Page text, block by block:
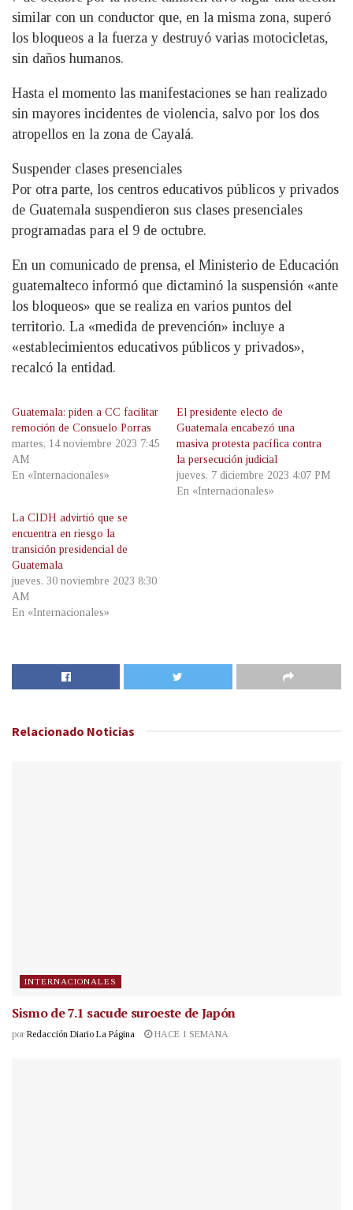
similar con un conductor que, en la misma zona, superó
los bloqueos a la fuerza y ​​destruyó varias motocicletas,
sin daños humanos.
Hasta el momento las manifestaciones se han realizado
sin mayores incidentes de violencia, salvo por los dos
atropellos en la zona de Cayalá.
Suspender clases presenciales
Por otra parte, los centros educativos públicos y privados
de Guatemala suspendieron sus clases presenciales
programadas para el 9 de octubre.
En un comunicado de prensa, el Ministerio de Educación
guatemalteco informó que dictaminó la suspensión «ante
los bloqueos» que se realiza en varios puntos del
territorio. La «medida de prevención» incluye a
«establecimientos educativos públicos y privados»,
recalcó la entidad.
Guatemala: piden a CC facilitar
remoción de Consuelo Porras
martes, 14 noviembre 2023 7:45
AM
En «Internacionales»
El presidente electo de
Guatemala encabezó una
masiva protesta pacífica contra
la persecución judicial
jueves, 7 diciembre 2023 4:07 PM
En «Internacionales»
La CIDH advirtió que se
encuentra en riesgo la
transición presidencial de
Guatemala
jueves, 30 noviembre 2023 8:30
AM
En «Internacionales»
Relacionado Noticias
INTERNACIONALES
Sismo de 7.1 sacude suroeste de Japón
por Redacción Diario La Página HACE 1 SEMANA